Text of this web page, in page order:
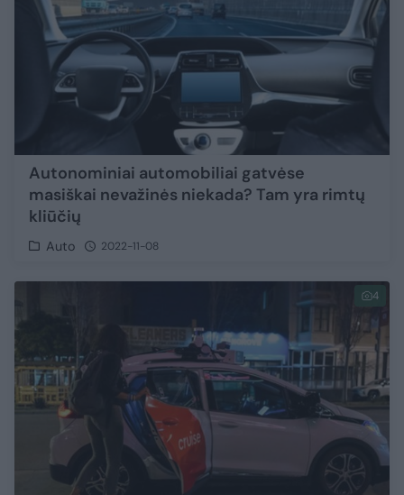
Autonominiai automobiliai gatvėse
masiškai nevažinės niekada? Tam yra rimtų
kliūčių
Auto 2022-11-08
4